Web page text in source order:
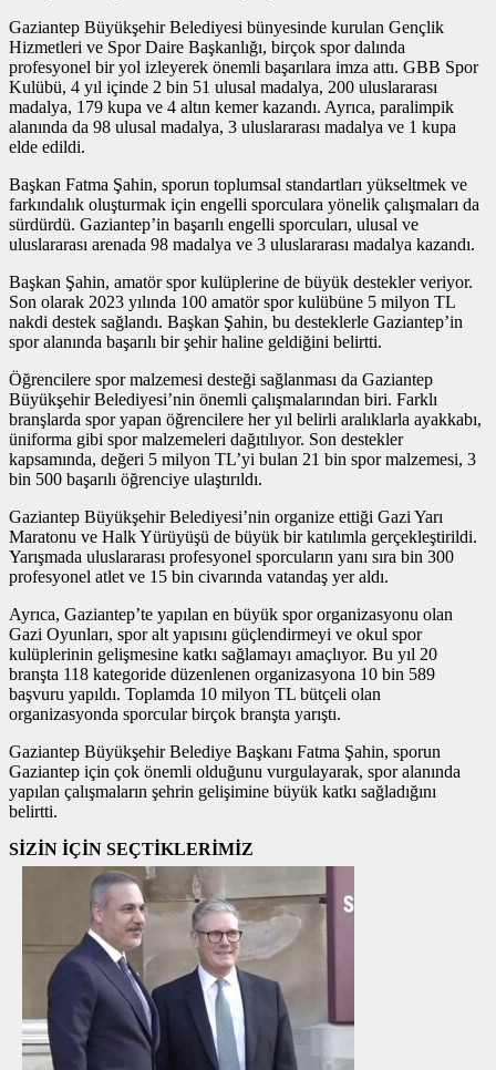
Gaziantep Büyükşehir Belediyesi bünyesinde kurulan Gençlik
Hizmetleri ve Spor Daire Başkanlığı, birçok spor dalında
profesyonel bir yol izleyerek önemli başarılara imza attı. GBB Spor
Kulübü, 4 yıl içinde 2 bin 51 ulusal madalya, 200 uluslararası
madalya, 179 kupa ve 4 altın kemer kazandı. Ayrıca, paralimpik
alanında da 98 ulusal madalya, 3 uluslararası madalya ve 1 kupa
elde edildi.
Başkan Fatma Şahin, sporun toplumsal standartları yükseltmek ve
farkındalık oluşturmak için engelli sporculara yönelik çalışmaları da
sürdürdü. Gaziantep’in başarılı engelli sporcuları, ulusal ve
uluslararası arenada 98 madalya ve 3 uluslararası madalya kazandı.
Başkan Şahin, amatör spor kulüplerine de büyük destekler veriyor.
Son olarak 2023 yılında 100 amatör spor kulübüne 5 milyon TL
nakdi destek sağlandı. Başkan Şahin, bu desteklerle Gaziantep’in
spor alanında başarılı bir şehir haline geldiğini belirtti.
Öğrencilere spor malzemesi desteği sağlanması da Gaziantep
Büyükşehir Belediyesi’nin önemli çalışmalarından biri. Farklı
branşlarda spor yapan öğrencilere her yıl belirli aralıklarla ayakkabı,
üniforma gibi spor malzemeleri dağıtılıyor. Son destekler
kapsamında, değeri 5 milyon TL’yi bulan 21 bin spor malzemesi, 3
bin 500 başarılı öğrenciye ulaştırıldı.
Gaziantep Büyükşehir Belediyesi’nin organize ettiği Gazi Yarı
Maratonu ve Halk Yürüyüşü de büyük bir katılımla gerçekleştirildi.
Yarışmada uluslararası profesyonel sporcuların yanı sıra bin 300
profesyonel atlet ve 15 bin civarında vatandaş yer aldı.
Ayrıca, Gaziantep’te yapılan en büyük spor organizasyonu olan
Gazi Oyunları, spor alt yapısını güçlendirmeyi ve okul spor
kulüplerinin gelişmesine katkı sağlamayı amaçlıyor. Bu yıl 20
branşta 118 kategoride düzenlenen organizasyona 10 bin 589
başvuru yapıldı. Toplamda 10 milyon TL bütçeli olan
organizasyonda sporcular birçok branşta yarıştı.
Gaziantep Büyükşehir Belediye Başkanı Fatma Şahin, sporun
Gaziantep için çok önemli olduğunu vurgulayarak, spor alanında
yapılan çalışmaların şehrin gelişimine büyük katkı sağladığını
belirtti.
SİZİN İÇİN SEÇTİKLERİMİZ